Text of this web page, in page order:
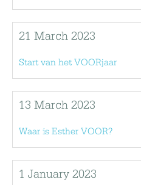
21 March 2023
Start van het VOORjaar
13 March 2023
Waar is Esther VOOR?
1 January 2023